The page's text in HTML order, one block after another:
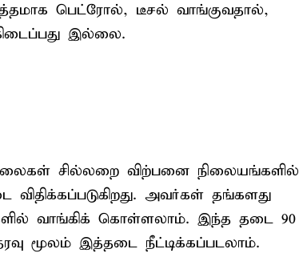
பெட்ரோல், டீசல் வாங்குவதால்,
இல்லை.
சில்லறை விற்பனை நிலையங்களில்
அவர்கள் தங்களது
வாங்கிக் கொள்ளலாம். இந்த தடை 90
மூலம் இத்தடை நீட்டிக்கப்படலாம்.